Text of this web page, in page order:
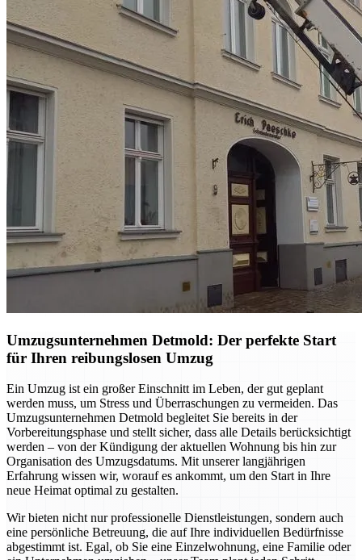
Umzugsunternehmen Detmold: Der perfekte Start
für Ihren reibungslosen Umzug
Ein Umzug ist ein großer Einschnitt im Leben, der gut geplant
werden muss, um Stress und Überraschungen zu vermeiden. Das
Umzugsunternehmen Detmold begleitet Sie bereits in der
Vorbereitungsphase und stellt sicher, dass alle Details berücksichtigt
werden – von der Kündigung der aktuellen Wohnung bis hin zur
Organisation des Umzugsdatums. Mit unserer langjährigen
Erfahrung wissen wir, worauf es ankommt, um den Start in Ihre
neue Heimat optimal zu gestalten.
Wir bieten nicht nur professionelle Dienstleistungen, sondern auch
eine persönliche Betreuung, die auf Ihre individuellen Bedürfnisse
abgestimmt ist. Egal, ob Sie eine Einzelwohnung, eine Familie oder